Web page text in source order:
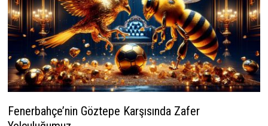
Fenerbahçe’nin Göztepe Karşısında Zafer